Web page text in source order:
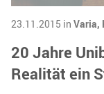
23.11.2015 in Varia,
20 Jahre
Realität ein